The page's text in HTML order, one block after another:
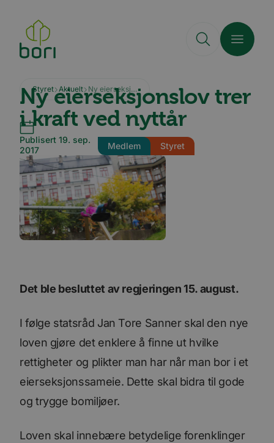
hovedinnhold
Styret Aktuelt Ny eierseksjonslov trer i kraft ved nyttår
Ny eierseksjonslov trer
i kraft ved nyttår
Publisert 19. sep.
2017
Medlem Styret
Det ble besluttet av regjeringen 15. august.
I følge statsråd Jan Tore Sanner skal den nye
loven gjøre det enklere å finne ut hvilke
rettigheter og plikter man har når man bor i et
eierseksjonssameie. Dette skal bidra til gode
og trygge bomiljøer.
Loven skal innebære betydelige forenklinger